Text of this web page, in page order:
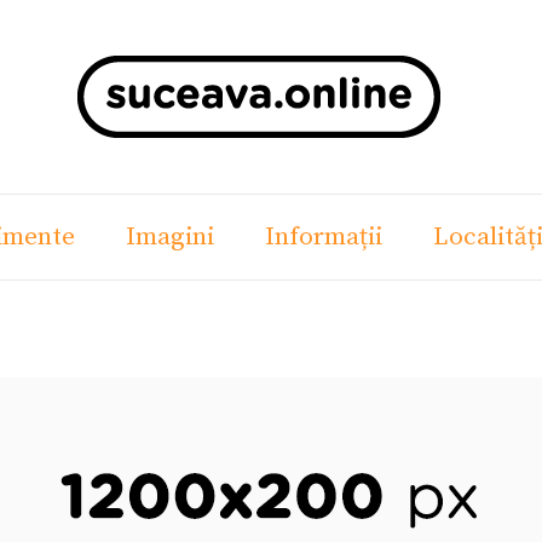
Imagini Informații